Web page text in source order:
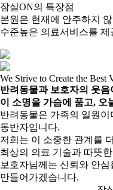
잠실ON의 특장점
본원은 현재에 안주하지
수준높은 의료서비스를 제
We Strive to Create the Best
반려동물과 보호자의 웃
이 소명을 가슴에 품고, 오
반려동물은 가족의 일원
동반자입니다.
저희는 이 소중한 관계를
최상의 의료 기술과 따뜻
보호자님께는 신뢰와 안
만들어가겠습니다.